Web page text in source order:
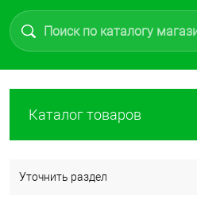
Каталог товаров
Уточнить раздел